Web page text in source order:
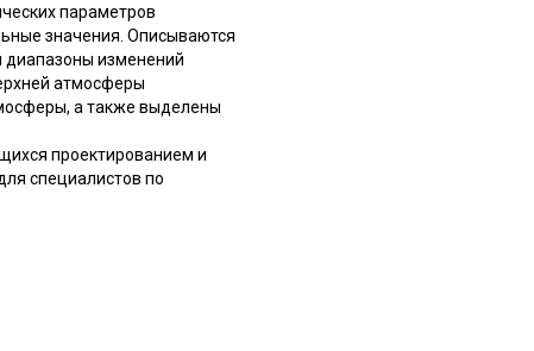
параметров
значения. Описываются
диапазоны изменений
атмосферы
а также выделены
проектированием и
специалистов по